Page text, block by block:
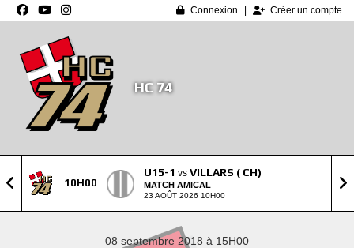
Connexion Créer un compte
HC 74
10H00
U15-1 vs VILLARS ( CH)
MATCH AMICAL
23 AOÛT 2026 10H00
08 septembre 2018 à 15H00
Panneau de gestion des cookies